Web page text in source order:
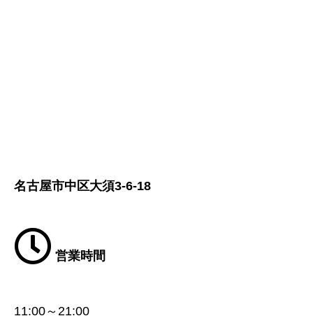
名古屋市中区大須3-6-18
営業時間
11:00～21:00